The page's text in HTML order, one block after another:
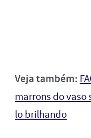
Veja também:
marrons do vaso
lo brilhando